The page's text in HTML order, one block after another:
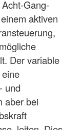
Gang-
aktiven
Der variable
und
aber bei